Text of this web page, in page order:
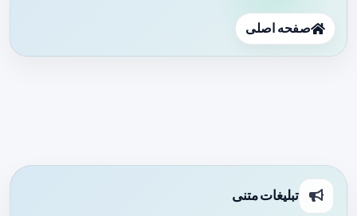
صفحه اصلی
تبلیغات متنی